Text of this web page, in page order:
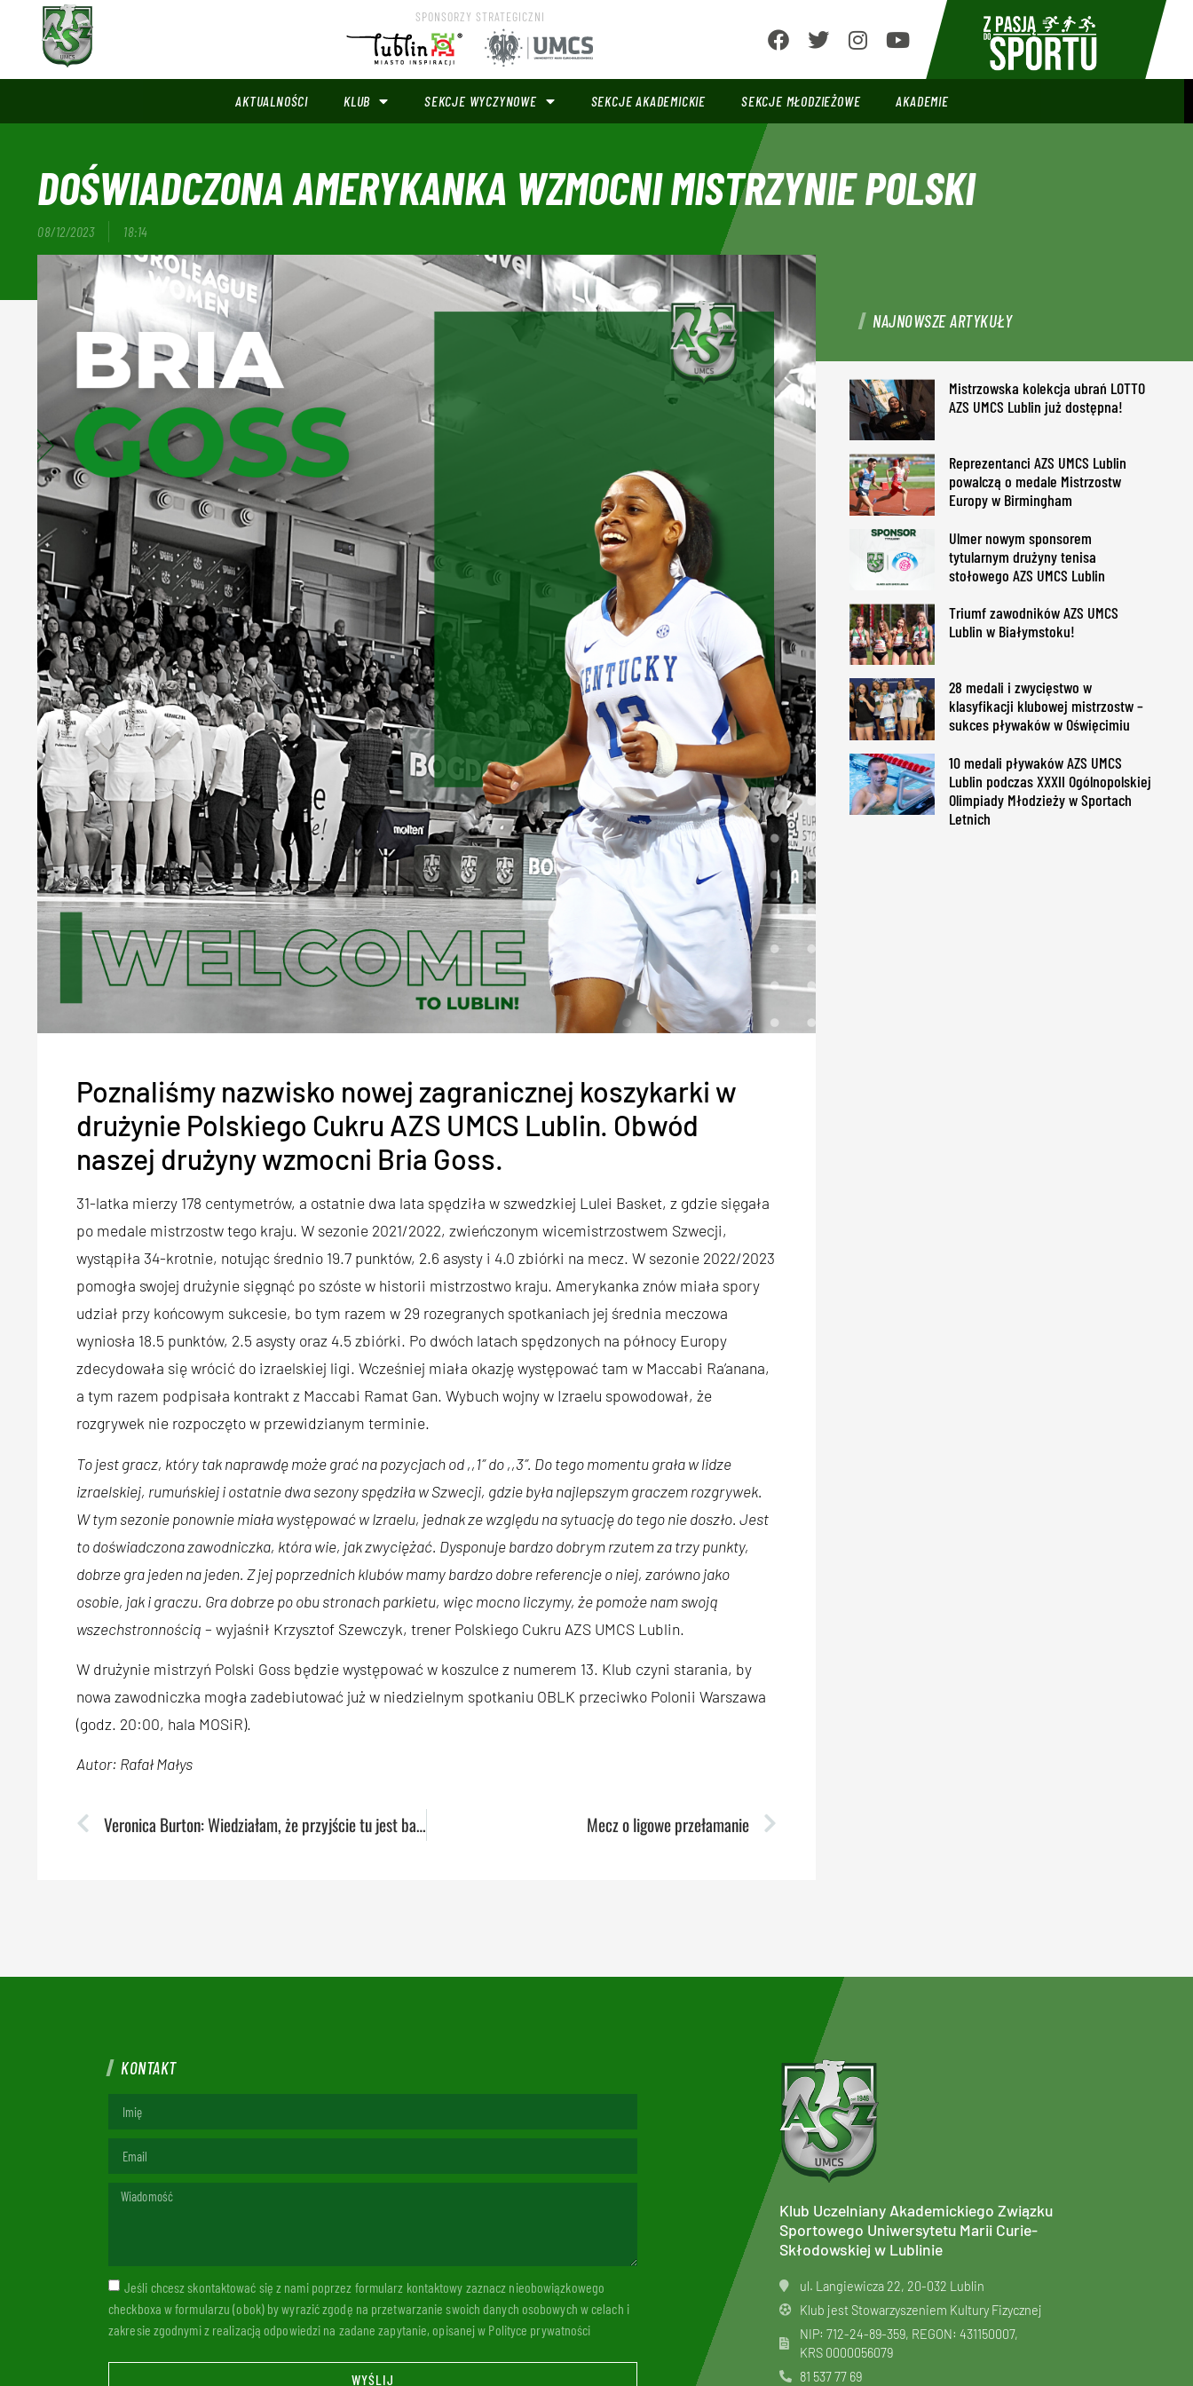
SPONSORZY STRATEGICZNI
AKTUALNOŚCI KLUB SEKCJE WYCZYNOWE SEKCJE AKADEMICKIE SEKCJE MŁODZIEŻOWE AKADEMIE
DOŚWIADCZONA AMERYKANKA WZMOCNI MISTRZYNIE POLSKI
08/12/2023 18:14
Poznaliśmy nazwisko nowej zagranicznej koszykarki w
drużynie Polskiego Cukru AZS UMCS Lublin. Obwód
naszej drużyny wzmocni Bria Goss.
31-latka mierzy 178 centymetrów, a ostatnie dwa lata spędziła w szwedzkiej Lulei Basket, z gdzie sięgała
po medale mistrzostw tego kraju. W sezonie 2021/2022, zwieńczonym wicemistrzostwem Szwecji,
wystąpiła 34-krotnie, notując średnio 19.7 punktów, 2.6 asysty i 4.0 zbiórki na mecz. W sezonie 2022/2023
pomogła swojej drużynie sięgnąć po szóste w historii mistrzostwo kraju. Amerykanka znów miała spory
udział przy końcowym sukcesie, bo tym razem w 29 rozegranych spotkaniach jej średnia meczowa
wyniosła 18.5 punktów, 2.5 asysty oraz 4.5 zbiórki. Po dwóch latach spędzonych na północy Europy
zdecydowała się wrócić do izraelskiej ligi. Wcześniej miała okazję występować tam w Maccabi Ra’anana,
a tym razem podpisała kontrakt z Maccabi Ramat Gan. Wybuch wojny w Izraelu spowodował, że
rozgrywek nie rozpoczęto w przewidzianym terminie.
To jest gracz, który tak naprawdę może grać na pozycjach od ,,1″ do ,,3″. Do tego momentu grała w lidze
izraelskiej, rumuńskiej i ostatnie dwa sezony spędziła w Szwecji, gdzie była najlepszym graczem rozgrywek.
W tym sezonie ponownie miała występować w Izraelu, jednak ze względu na sytuację do tego nie doszło. Jest
to doświadczona zawodniczka, która wie, jak zwyciężać. Dysponuje bardzo dobrym rzutem za trzy punkty,
dobrze gra jeden na jeden. Z jej poprzednich klubów mamy bardzo dobre referencje o niej, zarówno jako
osobie, jak i graczu. Gra dobrze po obu stronach parkietu, więc mocno liczymy, że pomoże nam swoją
wszechstronnością – wyjaśnił Krzysztof Szewczyk, trener Polskiego Cukru AZS UMCS Lublin.
W drużynie mistrzyń Polski Goss będzie występować w koszulce z numerem 13. Klub czyni starania, by
nowa zawodniczka mogła zadebiutować już w niedzielnym spotkaniu OBLK przeciwko Polonii Warszawa
(godz. 20:00, hala MOSiR).
Autor: Rafał Małys
Veronica Burton: Wiedziałam, że przyjście tu jest bardzo dobrą opcją Mecz o ligowe przełamanie
NAJNOWSZE ARTYKUŁY
Mistrzowska kolekcja ubrań LOTTO
AZS UMCS Lublin już dostępna!
Reprezentanci AZS UMCS Lublin
powalczą o medale Mistrzostw
Europy w Birmingham
Ulmer nowym sponsorem
tytularnym drużyny tenisa
stołowego AZS UMCS Lublin
Triumf zawodników AZS UMCS
Lublin w Białymstoku!
28 medali i zwycięstwo w
klasyfikacji klubowej mistrzostw –
sukces pływaków w Oświęcimiu
10 medali pływaków AZS UMCS
Lublin podczas XXXII Ogólnopolskiej
Olimpiady Młodzieży w Sportach
Letnich
KONTAKT
Jeśli chcesz skontaktować się z nami poprzez formularz kontaktowy zaznacz nieobowiązkowego
checkboxa w formularzu (obok) by wyrazić zgodę na przetwarzanie swoich danych osobowych w celach i
zakresie zgodnymi z realizacją odpowiedzi na zadane zapytanie, opisanej w Polityce prywatności
WYŚLIJ
Klub Uczelniany Akademickiego Związku
Sportowego Uniwersytetu Marii Curie-
Skłodowskiej w Lublinie
ul. Langiewicza 22, 20-032 Lublin
Klub jest Stowarzyszeniem Kultury Fizycznej
NIP: 712-24-89-359, REGON: 431150007,
KRS 0000056079
81 537 77 69